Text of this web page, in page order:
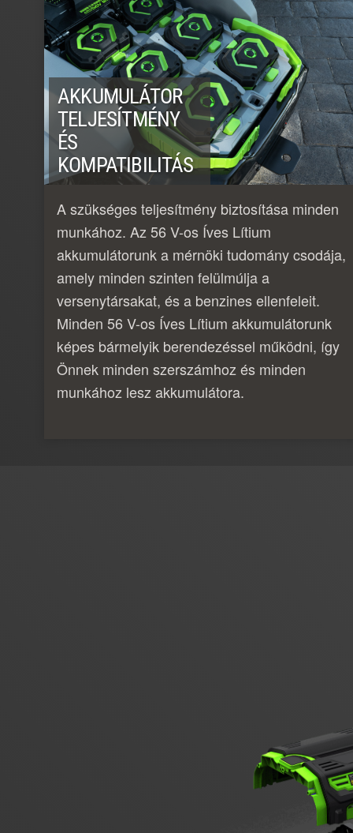
AKKUMULÁTOR
TELJESÍTMÉNY
ÉS
KOMPATIBILITÁS
A szükséges teljesítmény biztosítása minden
munkához. Az 56 V-os Íves Lítium
akkumulátorunk a mérnöki tudomány csodája,
amely minden szinten felülmúlja a
versenytársakat, és a benzines ellenfeleit.
Minden 56 V-os Íves Lítium akkumulátorunk
képes bármelyik berendezéssel működni, így
Önnek minden szerszámhoz és minden
munkához lesz akkumulátora.